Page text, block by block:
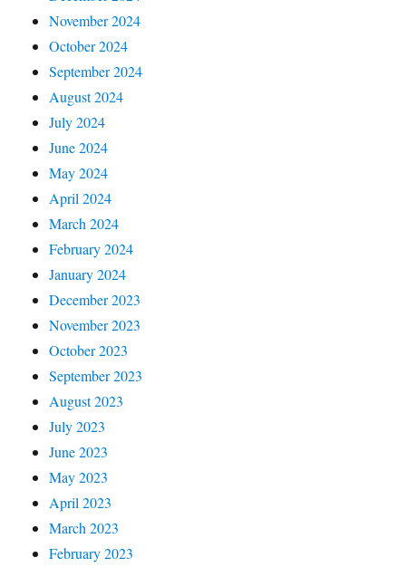
November 2024
October 2024
September 2024
August 2024
July 2024
June 2024
May 2024
April 2024
March 2024
February 2024
January 2024
December 2023
November 2023
October 2023
September 2023
August 2023
July 2023
June 2023
May 2023
April 2023
March 2023
February 2023